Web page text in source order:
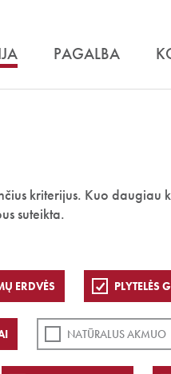
PAGALBA
kriterijus. Kuo daugiau
suteikta.
ERDVĖS PLYTELĖS
NATŪRALUS AKMUO